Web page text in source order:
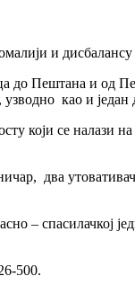
и
до Пештана и од
као и
који се налази
два
– спасилачкој
500.